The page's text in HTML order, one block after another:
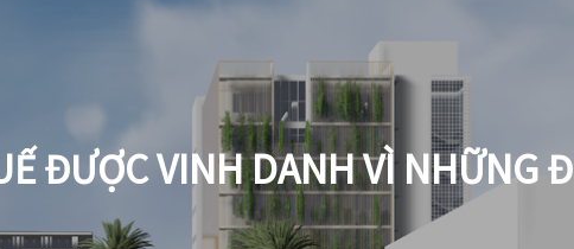
ĐƯỢC VINH DANH VÌ NHỮNG